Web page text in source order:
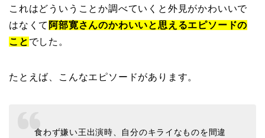
これはどういうことか調べていくと外見がかわいいで
はなくて 阿部寛さんのかわいいと思えるエピソードの
こと でした。
たとえば、こんなエピソードがあります。
食わず嫌い王出演時、自分のキライなものを間違